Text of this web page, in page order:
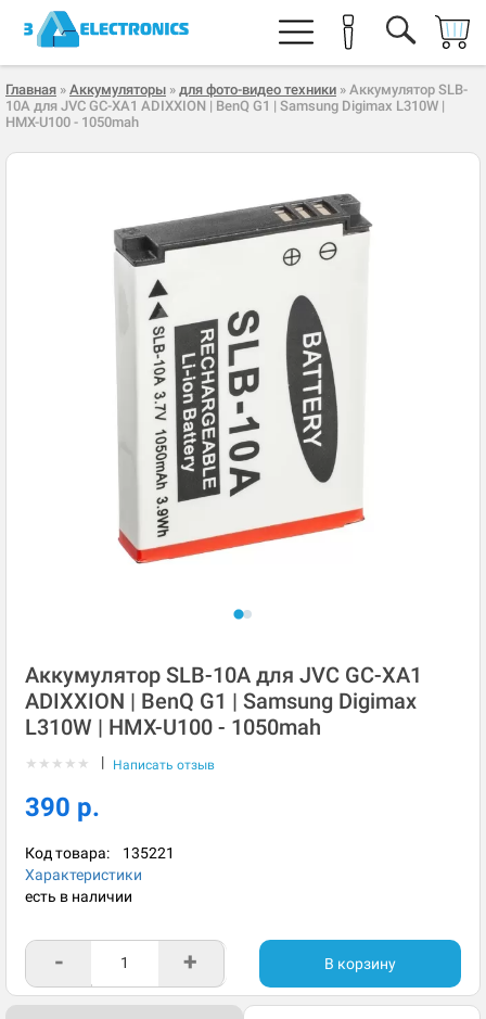
Главная » Аккумуляторы » для фото-видео техники » Аккумулятор SLB-
10A для JVC GC-XA1 ADIXXION | BenQ G1 | Samsung Digimax L310W |
HMX-U100 - 1050mah
Аккумулятор SLB-10A для JVC GC-XA1
ADIXXION | BenQ G1 | Samsung Digimax
L310W | HMX-U100 - 1050mah
★ ★ ★ ★ ★ | Написать отзыв
390 р.
Код товара: 135221
Характеристики
есть в наличии
- + В корзину